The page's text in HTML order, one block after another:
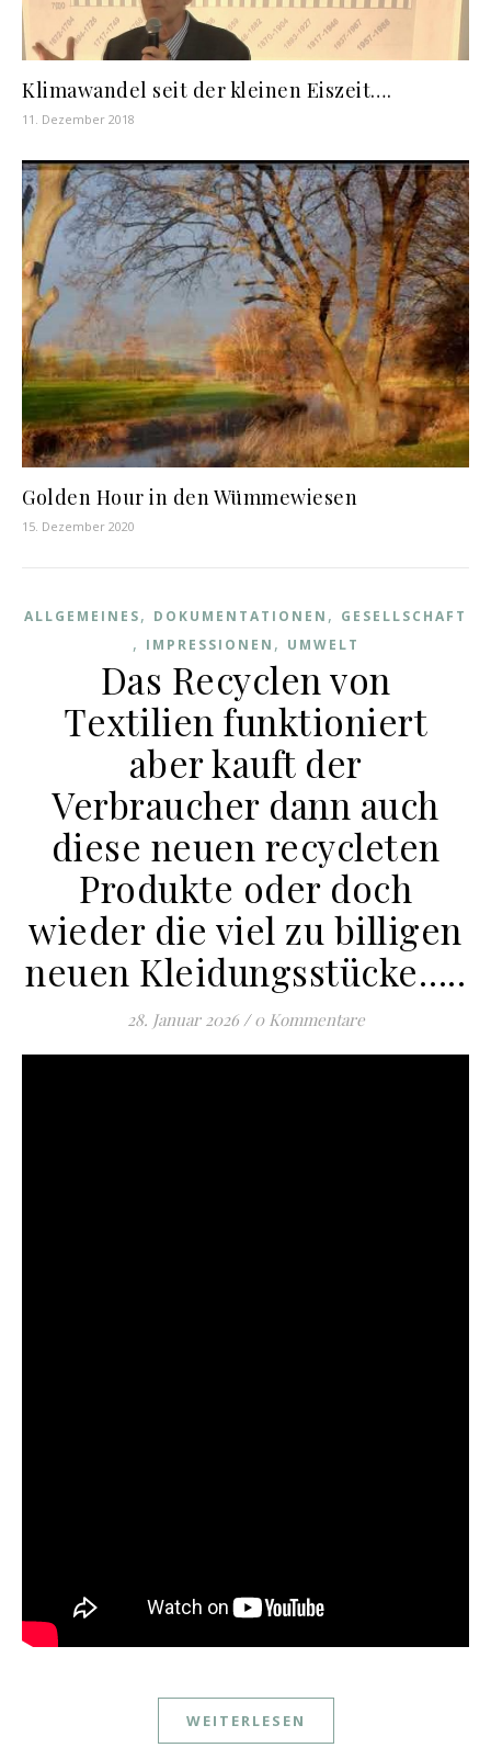
Klimawandel seit der kleinen Eiszeit….
11. Dezember 2018
Golden Hour in den Wümmewiesen
15. Dezember 2020
ALLGEMEINES, DOKUMENTATIONEN , GESELLSCHAFT
, IMPRESSIONEN , UMWELT
Das Recyclen von
Textilien funktioniert
aber kauft der
Verbraucher dann auch
diese neuen recycleten
Produkte oder doch
wieder die viel zu billigen
neuen Kleidungsstücke…..
28. Januar 2026 / 0 Kommentare
WEITERLESEN